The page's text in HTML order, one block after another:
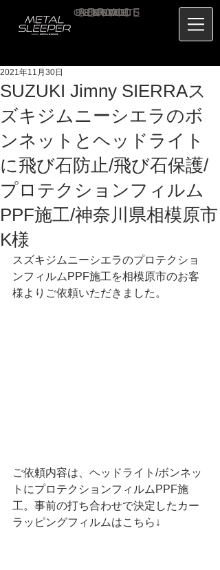
HOME
CONCEPT
SERVICE
ABOUT US
BLOG
PRICE
CONTACT
RECRUIT
SUZUKI Jimny SIERRAス
ズキジムニーシエラのボ
ンネットとヘッドライト
に飛び石防止/飛び石保護/
プロテクションフィルム
PPF施工/神奈川県相模原市
K様
2021年11月30日
スズキジムニーシエラのプロテクショ
ンフィルムPPF施工を相模原市のお客
様よりご依頼いただきました。
ご依頼内容は、ヘッドライト/ボンネッ
トにプロテクションフィルムPPF施
工。 事前の打ち合わせで決定したカー
ラッピングフィルムはこちら↓